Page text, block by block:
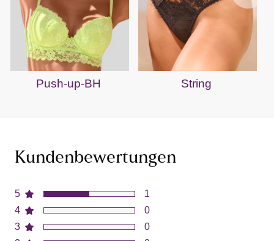
Push-up-BH String
Kundenbewertungen
5
4
3
1
0
0